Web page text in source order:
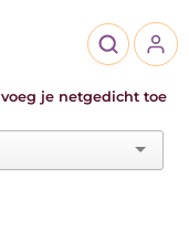
voeg je netgedicht toe